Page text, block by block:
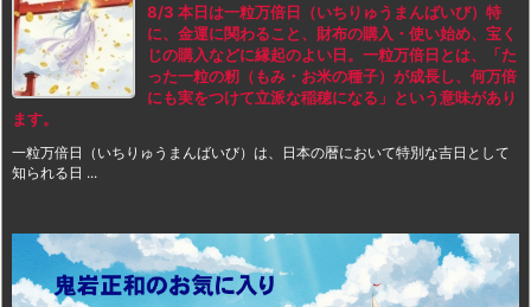
8/3 本日は一粒万倍日（いちりゅうまんばいび）特
に、金運に関わること、財布の購入・使い始め、宝く
じの購入などに縁起のよい日。一粒万倍日とは、「た
った一粒の籾（もみ・お米の種子）が成長し、何万倍
にも実をつけて立派な稲穂になる」という意味があり
ます。
一粒万倍日（いちりゅうまんばいび）は、日本の暦において特別な吉日として
知られる日 ...